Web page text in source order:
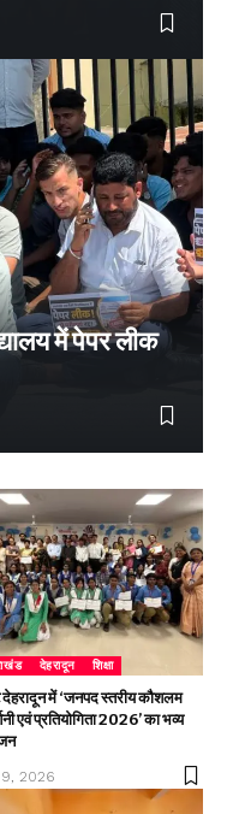
में पेपर लीक
देहरादून शिक्षा
देहरादून में ‘जनपद स्तरीय कौशलम
एवं प्रतियोगिता 2026’ का भव्य
9, 2026